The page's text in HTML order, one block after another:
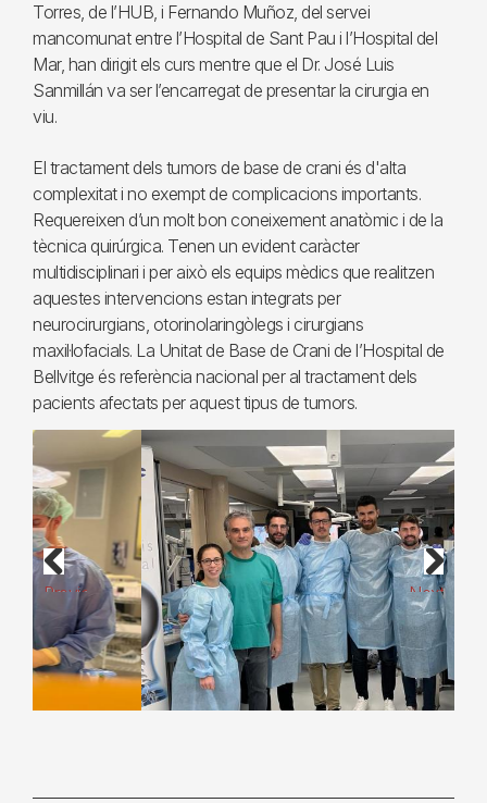
Torres, de l’HUB, i Fernando Muñoz, del servei
mancomunat entre l’Hospital de Sant Pau i l’Hospital del
Mar, han dirigit els curs mentre que el Dr. José Luis
Sanmillán va ser l’encarregat de presentar la cirurgia en
viu.
El tractament dels tumors de base de crani és d'alta
complexitat i no exempt de complicacions importants.
Requereixen d’un molt bon coneixement anatòmic i de la
tècnica quirúrgica. Tenen un evident caràcter
multidisciplinari i per això els equips mèdics que realitzen
aquestes intervencions estan integrats per
neurocirurgians, otorinolaringòlegs i cirurgians
maxil·lofacials. La Unitat de Base de Crani de l’Hospital de
Bellvitge és referència nacional per al tractament dels
pacients afectats per aquest tipus de tumors.
Previous Next